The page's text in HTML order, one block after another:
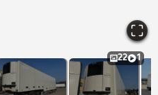
22 1